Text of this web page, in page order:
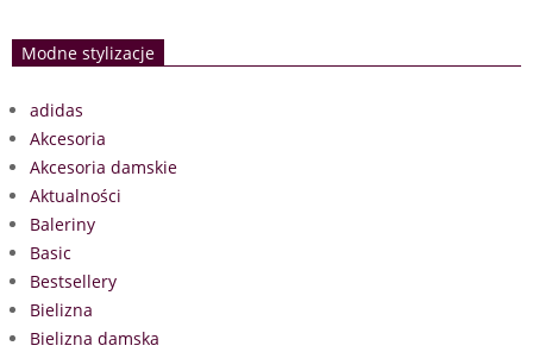
Modne stylizacje
adidas
Akcesoria
Akcesoria damskie
Aktualności
Baleriny
Basic
Bestsellery
Bielizna
Bielizna damska